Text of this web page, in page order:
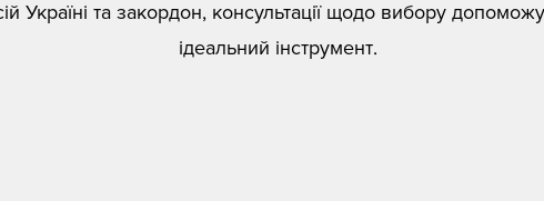
Україні та закордон, консультації щодо вибору
ідеальний інструмент.